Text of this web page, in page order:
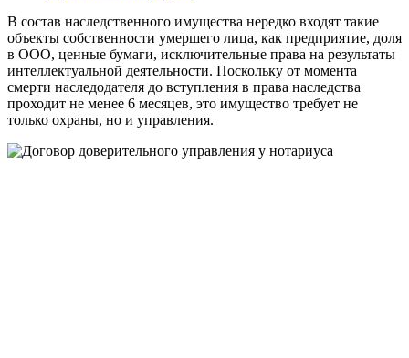
В состав наследственного имущества нередко входят такие
объекты собственности умершего лица, как предприятие, доля
в ООО, ценные бумаги, исключительные права на результаты
интеллектуальной деятельности. Поскольку от момента
смерти наследодателя до вступления в права наследства
проходит не менее 6 месяцев, это имущество требует не
только охраны, но и управления.